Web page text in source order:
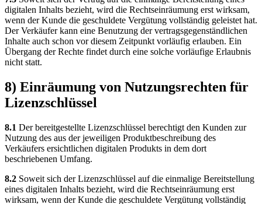
digitalen Inhalts bezieht, wird die Rechtseinräumung erst wirksam,
wenn der Kunde die geschuldete Vergütung vollständig geleistet hat.
Der Verkäufer kann eine Benutzung der vertragsgegenständlichen
Inhalte auch schon vor diesem Zeitpunkt vorläufig erlauben. Ein
Übergang der Rechte findet durch eine solche vorläufige Erlaubnis
nicht statt.
8) Einräumung von Nutzungsrechten für
Lizenzschlüssel
8.1 Der bereitgestellte Lizenzschlüssel berechtigt den Kunden zur
Nutzung des aus der jeweiligen Produktbeschreibung des
Verkäufers ersichtlichen digitalen Produkts in dem dort
beschriebenen Umfang.
8.2 Soweit sich der Lizenzschlüssel auf die einmalige Bereitstellung
eines digitalen Inhalts bezieht, wird die Rechtseinräumung erst
wirksam, wenn der Kunde die geschuldete Vergütung vollständig